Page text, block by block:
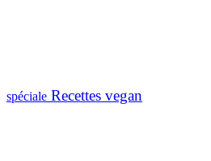
spéciale Recettes vegan